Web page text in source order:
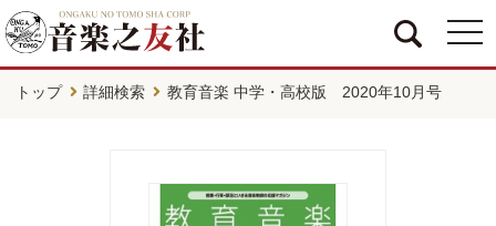
トップ 詳細検索 教育音楽 中学・高校版 2020年10月号